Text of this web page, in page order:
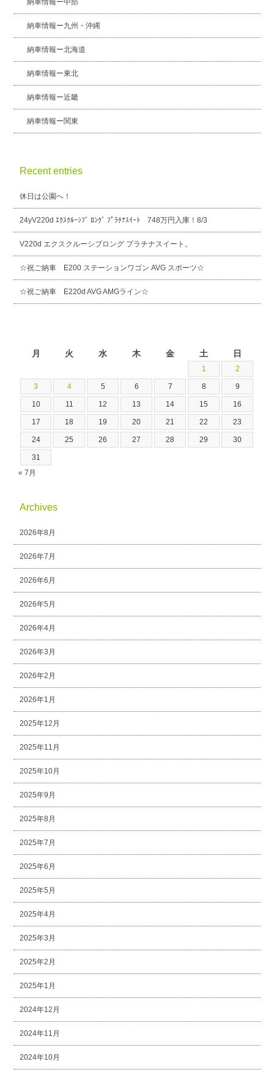
納車情報ー九州・沖縄
納車情報ー北海道
納車情報ー東北
納車情報ー近畿
納車情報ー関東
Recent entries
休日は公園へ！
24yV220d ｴｸｽｸﾙｰｼﾌﾞ ﾛﾝｸﾞ ﾌﾟﾗﾁﾅｽｲｰﾄ 748万円入庫！8/3
V220d エクスクルーシブロング プラチナスイート。
☆祝ご納車 E200 ステーションワゴン AVG スポーツ☆
☆祝ご納車 E220d AVG AMGライン☆
月 火 水 木 金 土 日
1 2
3 4 5 6 7 8 9
10 11 12 13 14 15 16
17 18 19 20 21 22 23
24 25 26 27 28 29 30
31
« 7月
Archives
2026年8月
2026年7月
2026年6月
2026年5月
2026年4月
2026年3月
2026年2月
2026年1月
2025年12月
2025年11月
2025年10月
2025年9月
2025年8月
2025年7月
2025年6月
2025年5月
2025年4月
2025年3月
2025年2月
2025年1月
2024年12月
2024年11月
2024年10月